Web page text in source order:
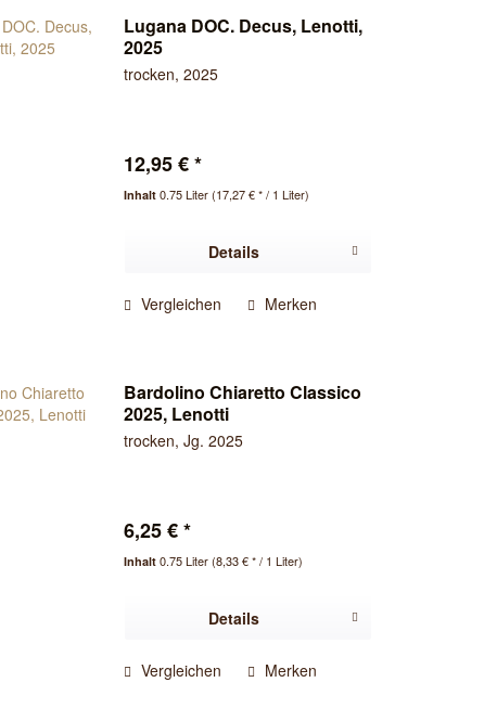
Lugana DOC. Decus, Lenotti,
2025
trocken, 2025
12,95 € *
Inhalt0.75 Liter(17,27 € * / 1 Liter)
Details
Vergleichen Merken
Bardolino Chiaretto Classico
2025, Lenotti
trocken, Jg. 2025
6,25 € *
Inhalt0.75 Liter(8,33 € * / 1 Liter)
Details
Vergleichen Merken